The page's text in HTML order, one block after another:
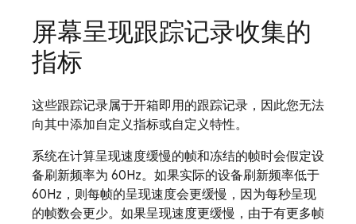
屏幕呈现跟踪记录收集的
指标
这些跟踪记录属于开箱即用的跟踪记录，因此您无法
向其中添加自定义指标或自定义特性。
系统在计算呈现速度缓慢的帧和冻结的帧时会假定设
备刷新频率为 60Hz。如果实际的设备刷新频率低于
60Hz，则每帧的呈现速度会更缓慢，因为每秒呈现
的帧数会更少。如果呈现速度更缓慢，由于有更多帧